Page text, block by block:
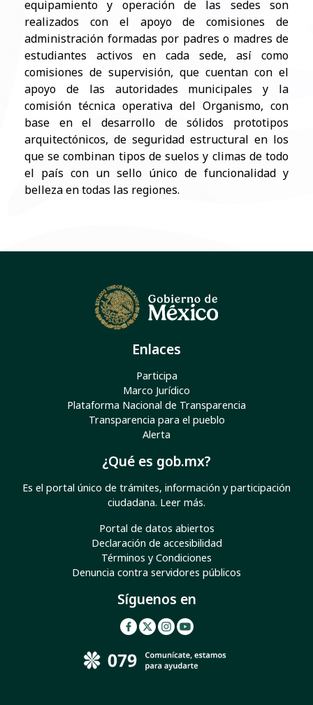
equipamiento y operación de las sedes son
realizados con el apoyo de comisiones de
administración formadas por padres o madres de
estudiantes activos en cada sede, así como
comisiones de supervisión, que cuentan con el
apoyo de las autoridades municipales y la
comisión técnica operativa del Organismo, con
base en el desarrollo de sólidos prototipos
arquitectónicos, de seguridad estructural en los
que se combinan tipos de suelos y climas de todo
el país con un sello único de funcionalidad y
belleza en todas las regiones.
Enlaces
Participa
Marco Jurídico
Plataforma Nacional de Transparencia
Transparencia para el pueblo
Alerta
¿Qué es gob.mx?
Es el portal único de trámites, información y participación
ciudadana. Leer más.
Portal de datos abiertos
Declaración de accesibilidad
Términos y Condiciones
Denuncia contra servidores públicos
Síguenos en